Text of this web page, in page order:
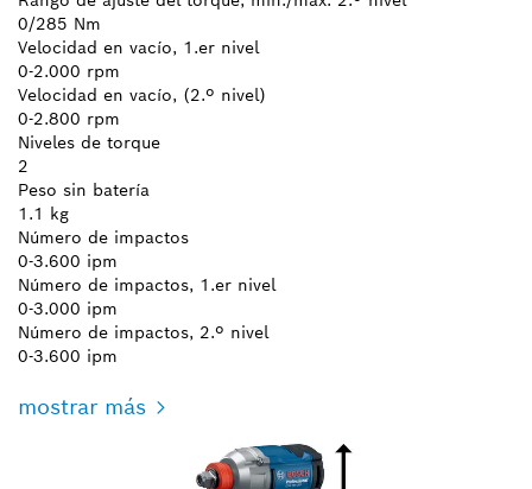
0/285 Nm
Velocidad en vacío, 1.er nivel
0-2.000 rpm
Velocidad en vacío, (2.º nivel)
0-2.800 rpm
Niveles de torque
2
Peso sin batería
1.1 kg
Número de impactos
0-3.600 ipm
Número de impactos, 1.er nivel
0-3.000 ipm
Número de impactos, 2.º nivel
0-3.600 ipm
mostrar más